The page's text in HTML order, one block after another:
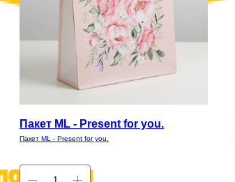
Пакет ML - Present for you.
Пакет ML - Present for you.